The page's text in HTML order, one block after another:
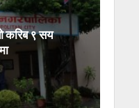
करिब ९ सय